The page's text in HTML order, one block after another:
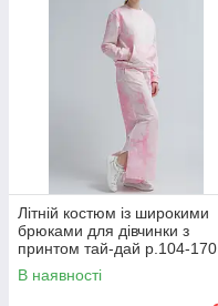
Літній костюм із широкими
брюками для дівчинки з
принтом тай-дай р.104-170
В наявності